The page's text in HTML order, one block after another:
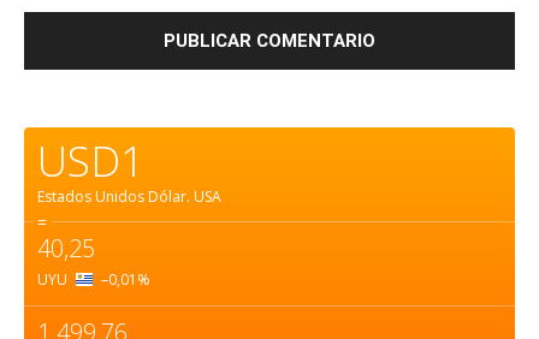
USD1
Estados Unidos Dólar. USA
=
40,25
UYU –0,01 %